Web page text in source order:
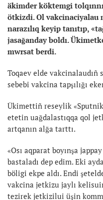
äkimder köktemgi
ötkizdi. Ol vakcinaciyalau
narazılıq keyip tanıtıp,
jasağanday boldı.
mwrsat berdi.
Toqaev elde vakcinalaudıñ
sebebi vakcina tapşılığı
Ükimettiñ reseylik
etetin uağdalastıqqa qol
artqanın alğa tarttı.
«Osı aqparat boyınşa
bastaladı dep edim. Eki
böligi ekpe aldı. Endi
vakcina jetkizu jaylı
tezirek jetkizilui üşin